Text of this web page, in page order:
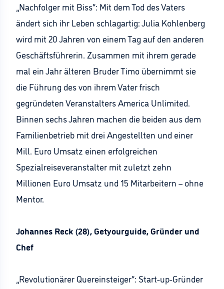
„Nachfolger mit Biss“: Mit dem Tod des Vaters
ändert sich ihr Leben schlagartig: Julia Kohlenberg
wird mit 20 Jahren von einem Tag auf den anderen
Geschäftsführerin. Zusammen mit ihrem gerade
mal ein Jahr älteren Bruder Timo übernimmt sie
die Führung des von ihrem Vater frisch
gegründeten Veranstalters America Unlimited.
Binnen sechs Jahren machen die beiden aus dem
Familienbetrieb mit drei Angestellten und einer
Mill. Euro Umsatz einen erfolgreichen
Spezialreiseveranstalter mit zuletzt zehn
Millionen Euro Umsatz und 15 Mitarbeitern – ohne
Mentor.
Johannes Reck (28), Getyourguide, Gründer und
Chef
„Revolutionärer Quereinsteiger“: Start-up-Gründer